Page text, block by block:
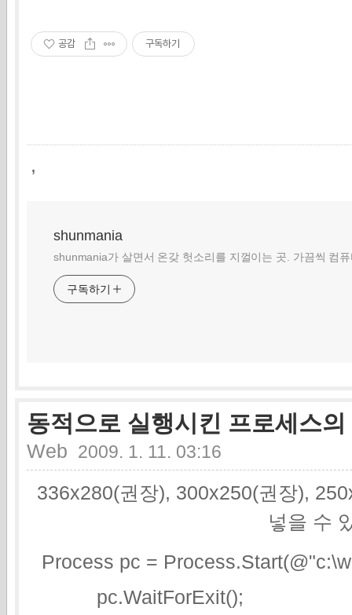
공감 구독하기
,
shunmania
shunmania가 살면서 온갖 헛소리를 지껄이는 곳. 가끔씩 컴
구독하기
동적으로 실행시킨 프로세스
Web 2009. 1. 11. 03:16
336x280(권장), 300x250(권장),
넣을 수
Process pc =
pc.WaitForExit();